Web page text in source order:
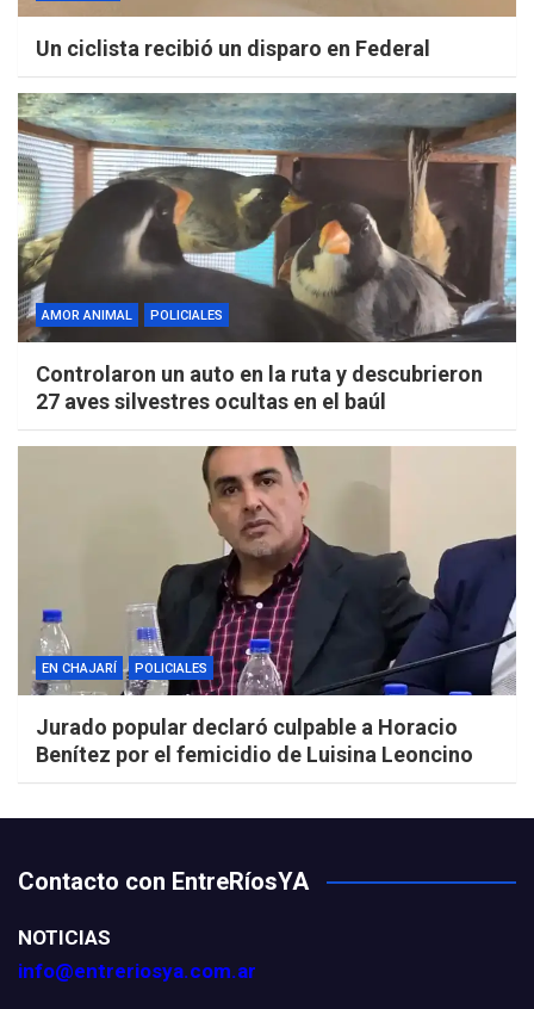
Un ciclista recibió un disparo en Federal
AMOR ANIMAL POLICIALES
Controlaron un auto en la ruta y descubrieron
27 aves silvestres ocultas en el baúl
EN CHAJARÍ POLICIALES
Jurado popular declaró culpable a Horacio
Benítez por el femicidio de Luisina Leoncino
Contacto con EntreRíosYA
NOTICIAS
info@entreriosya.com.ar